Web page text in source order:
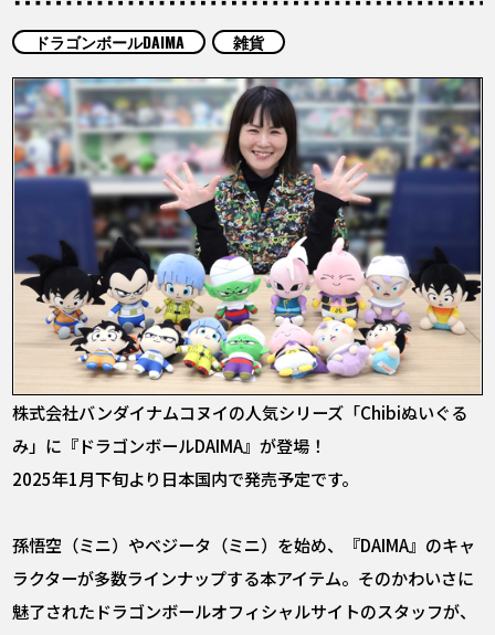
COLUMNS
ABOUT
LANGUAGE
JP
EN FR DE ES
ドラゴンボールDAIMA 雑貨
株式会社バンダイナムコヌイの人気シリーズ「Chibiぬいぐる
み」に『ドラゴンボールDAIMA』が登場！
2025年1月下旬より日本国内で発売予定です。
孫悟空（ミニ）やベジータ（ミニ）を始め、『DAIMA』のキャ
ラクターが多数ラインナップする本アイテム。そのかわいさに
魅了されたドラゴンボールオフィシャルサイトのスタッフが、